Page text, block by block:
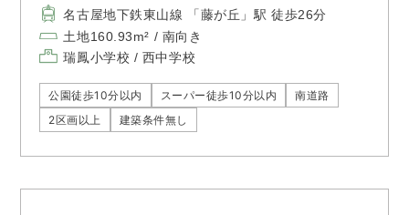
名古屋地下鉄東山線 「藤が丘」駅 徒歩26分
土地160.93m² / 南向き
瑞鳳小学校 / 西中学校
公園徒歩10分以内 スーパー徒歩10分以内
南道路
2区画以上
建築条件無し